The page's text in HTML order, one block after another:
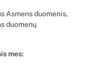
Asmens duomenis,
duomenų
mes: